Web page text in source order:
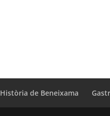
Història de Beneixama